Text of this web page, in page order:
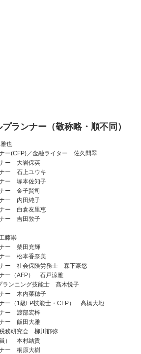
ランナー（敬称略・順不同）
也
ー(CFP)／金融ライター 佐久間翠
ナー 大岩保英
ー 石上ユウキ
ー 塚本佐知子
ー 金子賢司
ナー 内田純子
ー 白倉友里恵
ナー 吉田敦子
藤崇
ナー 柴田充輝
ー 松本香奈美
ナー 社会保険労務士 森下豪悠
ナー（AFP） 石戸涼雅
ランニング技能士 髙木悦子
ー 木内菜穂子
ー（1級FP技能士・CFP） 髙橋大地
ナー 渡部宏梓
ナー 飯田大雅
務研究会 柳川郁弥
員） 本村結貴
ナー 桐原大樹